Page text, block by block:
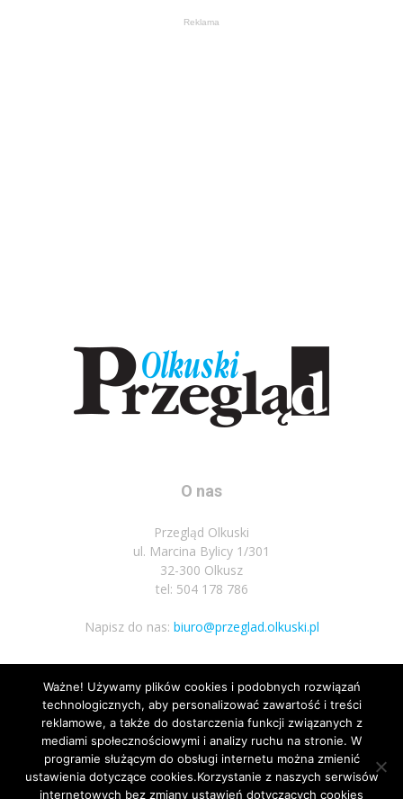
Reklama
O nas
Przegląd Olkuski
ul. Marcina Bylicy 1/301
32-300 Olkusz
tel: 504 178 786
Napisz do nas: biuro@przeglad.olkuski.pl
Podążaj za nami
Ważne! Używamy plików cookies i podobnych rozwiązań
technologicznych, aby personalizować zawartość i treści
reklamowe, a także do dostarczenia funkcji związanych z
mediami społecznościowymi i analizy ruchu na stronie. W
programie służącym do obsługi internetu można zmienić
ustawienia dotyczące cookies.Korzystanie z naszych serwisów
internetowych bez zmiany ustawień dotyczących cookies